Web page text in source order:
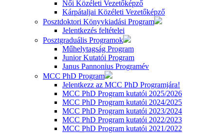
Női Közéleti Vezetőképző
Kárpátaljai Közéleti Vezetőképző
Posztdoktori Könyvkiadási Program
Jelentkezés feltételei
Posztgraduális Programok
Műhelytagság Program
Junior Kutatói Program
Janus Pannonius Programév
MCC PhD Program
Jelentkezz az MCC PhD Programjára!
MCC PhD Program kutatói 2025/2026
MCC PhD Program kutatói 2024/2025
MCC PhD Program kutatói 2023/2024
MCC PhD Program kutatói 2022/2023
MCC PhD Program kutatói 2021/2022